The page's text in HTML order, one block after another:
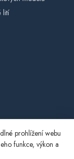
lití
prohlížení webu
funkce, výkon a